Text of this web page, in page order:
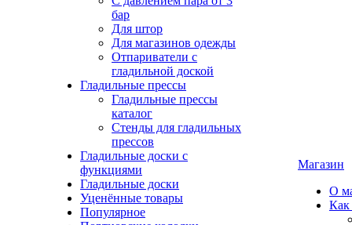
бар
Для штор
Для магазинов одежды
Отпариватели с
гладильной доской
Гладильные прессы
Гладильные прессы
каталог
Стенды для гладильных
прессов
Гладильные доски с
функциями
Гладильные доски
Уценённые товары
Популярное
Магазин
О
Как